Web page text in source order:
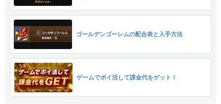
ゴールデンゴーレムの配合表と入手方法
ゲームでポイ活して課金代をゲット！